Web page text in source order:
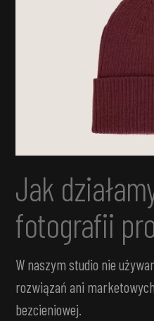
Jak
fotografii
W naszym studio nie
rozwiązań ani
bezcieniowej.